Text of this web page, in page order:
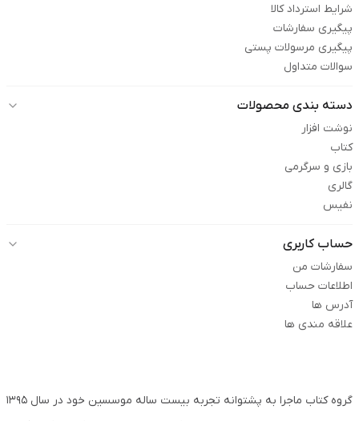
شرایط استرداد کالا
پیگیری سفارشات
پیگیری مرسولات پستی
سوالات متداول
دسته بندی محصولات
نوشت افزار
کتاب
بازی و سرگرمی
گالری
نفیس
حساب کاربری
سفارشات من
اطلاعات حساب
آدرس ها
علاقه مندی ها
گروه کتاب ماجرا به پشتوانه تجربه بیست ساله موسسین خود در سال ۱۳۹۵